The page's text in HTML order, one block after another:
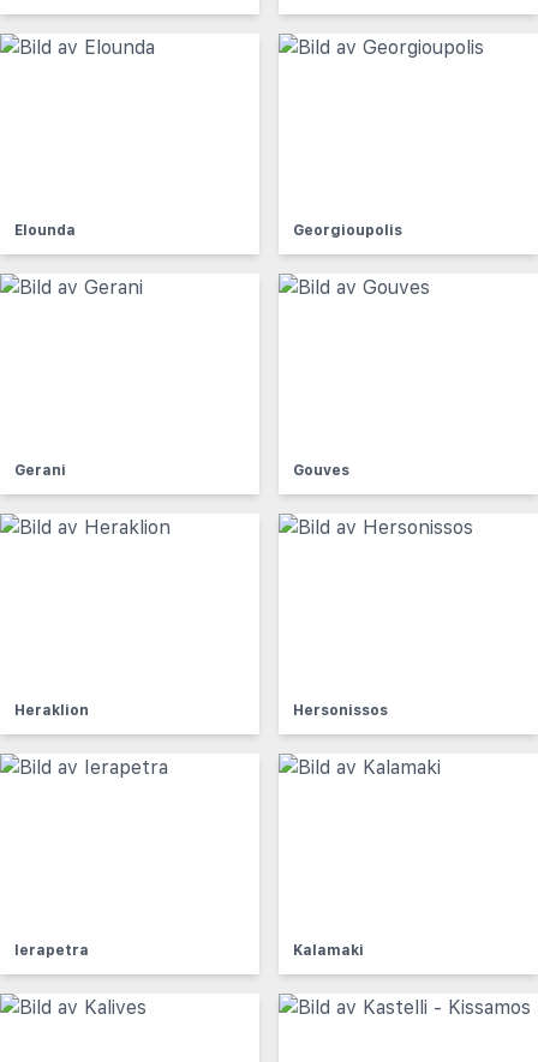
Elounda Georgioupolis
Gerani Gouves
Heraklion Hersonissos
Ierapetra Kalamaki